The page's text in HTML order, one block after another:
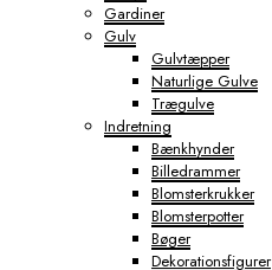
Gardiner
Gulv
Gulvtæpper
Naturlige Gulve
Trægulve
Indretning
Bænkhynder
Billedrammer
Blomsterkrukker
Blomsterpotter
Bøger
Dekorationsfigurer